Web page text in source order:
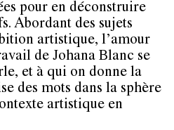
pour en déconstruire
Abordant des sujets
artistique, l’amour
de Johana Blanc se
et à qui on donne la
des mots dans la sphère
artistique en